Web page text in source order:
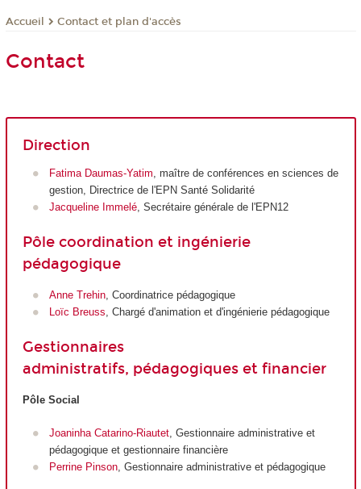
Accueil Contact et plan d'accès
Contact
Direction
Fatima Daumas-Yatim, maître de conférences en sciences de
gestion, Directrice de l'EPN Santé Solidarité
Jacqueline Immelé, Secrétaire générale de l'EPN12
Pôle coordination et ingénierie
pédagogique
Anne Trehin, Coordinatrice pédagogique
Loïc Breuss, Chargé d'animation et d'ingénierie pédagogique
Gestionnaires
administratifs, pédagogiques et financier
Pôle Social
Joaninha Catarino-Riautet, Gestionnaire administrative et
pédagogique et gestionnaire financière
Perrine Pinson, Gestionnaire administrative et pédagogique